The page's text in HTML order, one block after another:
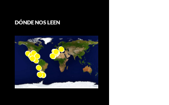
DÓNDE NOS LEEN